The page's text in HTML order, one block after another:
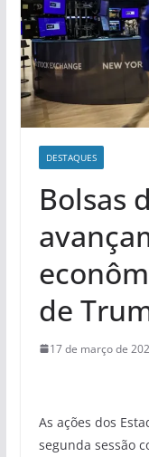
DESTAQUES
Bolsas
de
17 de março de
As ações dos
segunda sessão